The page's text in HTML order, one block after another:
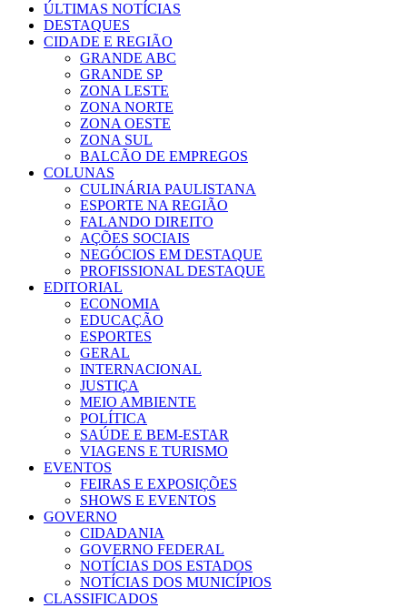
ÚLTIMAS NOTÍCIAS
DESTAQUES
CIDADE E REGIÃO
GRANDE ABC
GRANDE SP
ZONA LESTE
ZONA NORTE
ZONA OESTE
ZONA SUL
BALCÃO DE EMPREGOS
COLUNAS
CULINÁRIA PAULISTANA
ESPORTE NA REGIÃO
FALANDO DIREITO
AÇÕES SOCIAIS
NEGÓCIOS EM DESTAQUE
PROFISSIONAL DESTAQUE
EDITORIAL
ECONOMIA
EDUCAÇÃO
ESPORTES
GERAL
INTERNACIONAL
JUSTIÇA
MEIO AMBIENTE
POLÍTICA
SAÚDE E BEM-ESTAR
VIAGENS E TURISMO
EVENTOS
FEIRAS E EXPOSIÇÕES
SHOWS E EVENTOS
GOVERNO
CIDADANIA
GOVERNO FEDERAL
NOTÍCIAS DOS ESTADOS
NOTÍCIAS DOS MUNICÍPIOS
CLASSIFICADOS